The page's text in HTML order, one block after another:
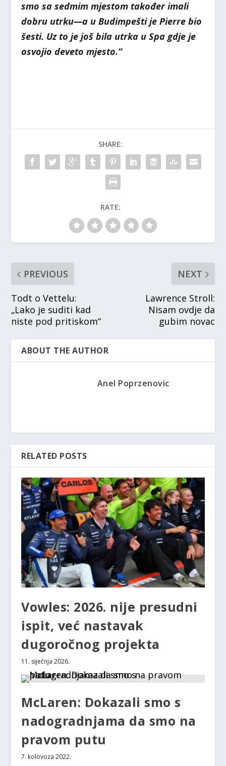
smo sa sedmim mjestom također imali
dobru utrku—a u Budimpešti je Pierre bio
šesti. Uz to je još bila utrka u Spa gdje je
osvojio deveto mjesto.“
SHARE:
RATE:
PREVIOUS
Todt o Vettelu:
„Lako je suditi kad
niste pod pritiskom“
NEXT
Lawrence Stroll:
Nisam ovdje da
gubim novac
ABOUT THE AUTHOR
Anel Poprzenovic
RELATED POSTS
Vowles: 2026. nije presudni
ispit, već nastavak
dugoročnog projekta
11. siječnja 2026.
McLaren: Dokazali smo s
nadogradnjama da smo na
pravom putu
7. kolovoza 2022.